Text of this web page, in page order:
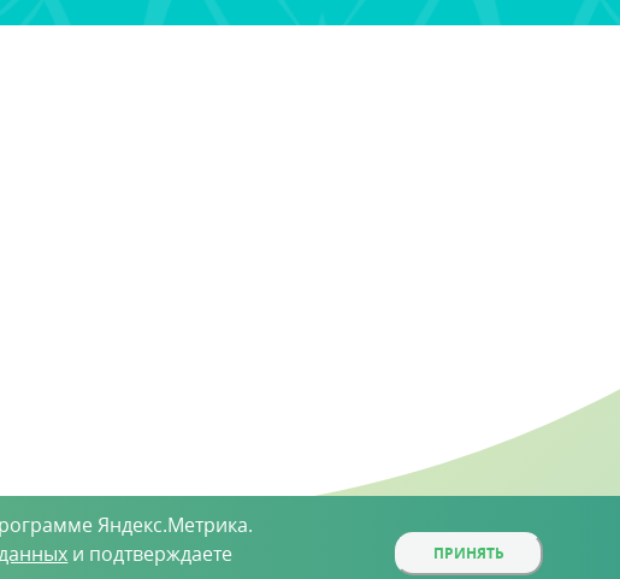
Яндекс.Метрика.
и подтверждаете
ПРИНЯТЬ